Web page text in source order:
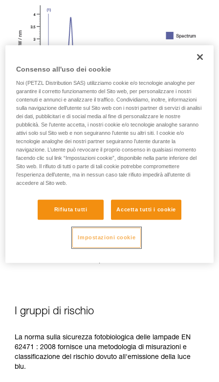
In caso di esposizione diretta, ripetuta e ad alta potenza, la
luce blu può causare danni all'occhio: effetto tossico sulla
retina, effetto aggravante della degenerazione maculare,
causa della loro maggiore sensibilità alla luce blu.
Questo è il motivo per cui come produttore di lampade
frontali, Petzl ha il dovere d'informare i suoi clienti
dell'esistenza di questi rischi, anche se sono
I gruppi di rischio
La norma sulla sicurezza fotobiologica delle lampade EN
62471 : 2008 fornisce una metodologia di misurazioni e
classificazione del rischio dovuto all'emissione della luce
blu.
Consenso all'uso dei cookie
Noi (PETZL Distribution SAS) utilizziamo cookie e/o tecnologie analoghe per
garantire il corretto funzionamento del Sito web, per personalizzare i nostri
contenuti e annunci e analizzare il traffico. Condividiamo, inoltre, informazioni
sulla navigazione dell’utente sul Sito web con i nostri partner di servizi di analisi
dei dati, pubblicitari e di social media al fine di personalizzare le nostre
pubblicità. Se l’utente accetta, i nostri cookie e/o tecnologie analoghe saranno
attivi solo sul Sito web e non seguiranno l’utente su altri siti. I cookie e/o
tecnologie analoghe dei nostri partner seguiranno l’utente durante la
navigazione. L’utente può revocare il proprio consenso in qualsiasi momento
facendo clic sul link “Impostazioni cookie”, disponibile nella parte inferiore del
Sito web. Il rifiuto di tutti o parte di tali cookie potrebbe compromettere
l’esperienza dell’utente, ma in nessun caso tale rifiuto impedirà all’utente di
accedere al Sito web.
Rifiuta tutti Accetta tutti i cookie
Impostazioni cookie